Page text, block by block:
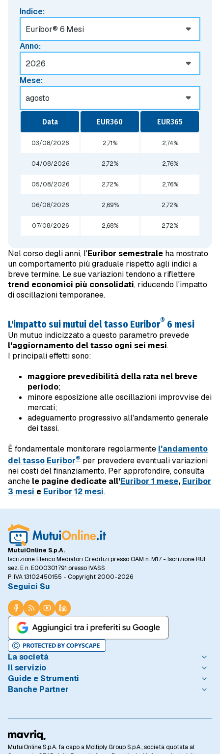
Indice:
Anno:
Mese:
Data EUR360 EUR365
03/08/2026 2,71% 2,74%
04/08/2026 2,72% 2,76%
05/08/2026 2,72% 2,76%
06/08/2026 2,69% 2,72%
07/08/2026 2,68% 2,72%
Nel corso degli anni, l'Euribor semestrale ha mostrato
un comportamento più graduale rispetto agli indici a
breve termine. Le sue variazioni tendono a riflettere
trend economici più consolidati, riducendo l'impatto
di oscillazioni temporanee.
L'impatto sui mutui del tasso Euribor® 6 mesi
Un mutuo indicizzato a questo parametro prevede
l'aggiornamento del tasso ogni sei mesi.
I principali effetti sono:
maggiore prevedibilità della rata nel breve
periodo;
minore esposizione alle oscillazioni improvvise dei
mercati;
adeguamento progressivo all'andamento generale
dei tassi.
È fondamentale monitorare regolarmente l'andamento
del tasso Euribor® per prevedere eventuali variazioni
nei costi del finanziamento. Per approfondire, consulta
anche le pagine dedicate all'Euribor 1 mese, Euribor
3 mesi e Euribor 12 mesi.
MutuiOnline S.p.A.
Iscrizione Elenco Mediatori Creditizi presso OAM n. M17 - Iscrizione RUI
sez. E n. E000301791 presso IVASS
P. IVA 13102450155 - Copyright 2000-2026
Seguici Su
La società
Chi è MutuiOnline.it
Contatta MutuiOnline.it
Opinioni degli Utenti
Linee guida editoriali
Rassegna Stampa
Lavora con Noi
Investor Relations
Il servizio
Come Funziona
Condizioni di Utilizzo
Privacy
Informativa Cookie
Preferenze Cookie
Privacy Banche Partner
Guide e Strumenti
Guide Mutui
Mutuo 100 prima casa
Calcolo Rata Mutuo
Osservatorio Tassi
Domande Frequenti
Banche Partner
BNL - BNP Paribas
BPER Banca
MutuiOnline S.p.A. fa capo a Moltiply Group S.p.A., società quotata al